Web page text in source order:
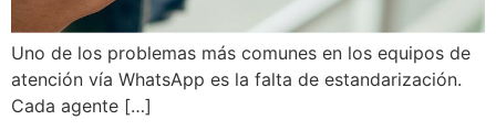
Uno de los problemas más comunes en los equipos de
atención vía WhatsApp es la falta de estandarización.
Cada agente […]